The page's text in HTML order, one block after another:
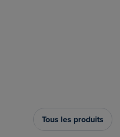
Tous les produits